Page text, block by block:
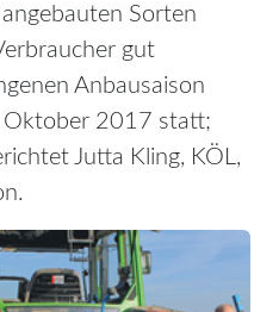
Sorten
gut
Anbausaison
Oktober 2017 statt;
Jutta Kling, KÖL,